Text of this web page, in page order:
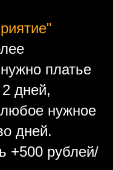
платье
дней,
нужное
дней.
+500 рублей/